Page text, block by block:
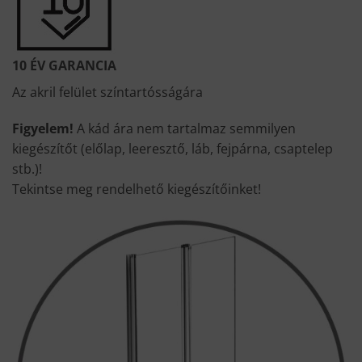
10 ÉV GARANCIA
Az akril felület színtartósságára
Figyelem! A kád ára nem tartalmaz semmilyen
kiegészítőt (előlap, leeresztő, láb, fejpárna, csaptelep
stb.)!
Tekintse meg rendelhető kiegészítőinket!